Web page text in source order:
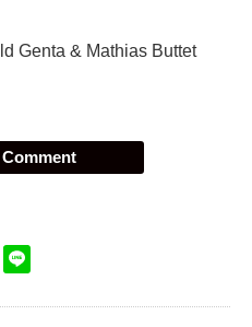
Genta & Mathias Buttet
Comment